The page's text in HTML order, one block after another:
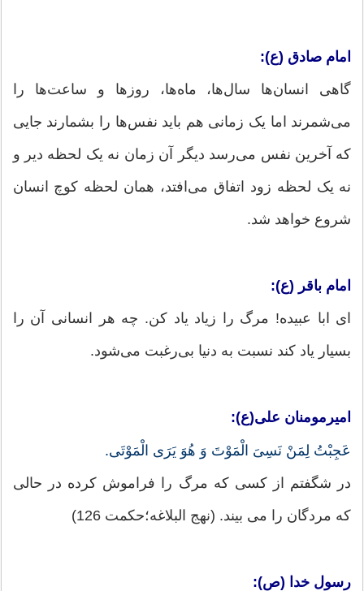
امام صادق (ع):
گاهی انسان‌ها سال‌ها، ماه‌ها، روزها و ساعت‌ها را
می‌شمرند اما یک زمانی هم باید نفس‌ها را بشمارند جایی
که آخرین نفس می‌رسد دیگر آن زمان نه یک لحظه دیر و
نه یک لحظه زود اتفاق می‌افتد، همان لحظه کوچ انسان
شروع خواهد شد.
امام باقر (ع):
ای ابا عبیده! مرگ را زیاد یاد کن. چه هر انسانی آن را
بسیار یاد کند نسبت به دنیا بی‌رغبت می‌شود.
امیرمومنان علی(ع):
عَجِبْتُ لِمَنْ نَسِیَ الْمَوْتَ وَ هُوَ یَرَى الْمَوْتَى.
در شگفتم از کسی که مرگ را فراموش کرده در حالی
که مردگان را می بیند. (نهج البلاغه؛حکمت 126)
رسول خدا (ص):